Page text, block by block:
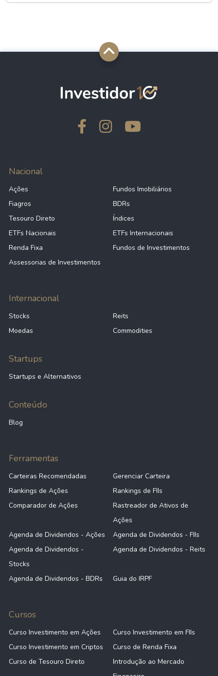
Nacional
Ações
Fundos Imobiliários
Fiagros
BDRs
Tesouro Direto
Índices
ETFs Nacionais
ETFs Internacionais
Renda Fixa
Fundos de Investimentos
Assessorias de Investimentos
Internacional
Stocks
Reits
Moedas
Commodities
Startups
Startups e Alternativos
Conteúdo
Blog
Ferramentas
Carteiras Recomendadas
Gerenciar Carteira
Rankings de Ações
Rankings de FIIs
Comparador de Ações
Rastreador de Ativos de
Ações
Agenda de Dividendos - Ações
Agenda de Dividendos - FIIs
Agenda de Dividendos -
Stocks
Agenda de Dividendos - Reits
Agenda de Dividendos - BDRs Guia do IRPF
Cursos
Curso Investimento em Ações
Curso Investimento em FIIs
Curso Investimento em Criptos
Curso de Renda Fixa
Curso de Tesouro Direto
Introdução ao Mercado